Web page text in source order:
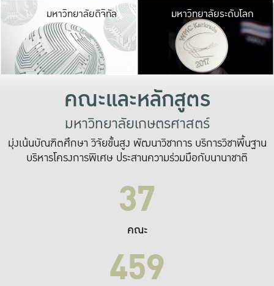
มหาวิทยาลัยดิจิทัล มหาวิ
เปลี่ยนแปลง แล
เพื่อทำง
ระบบสารสนเทศ
มหาวิทยาลัยระดับโลก
คณะและหลักสูตร
มหาวิทยาลัยเกษตรศาสตร์
มุ่งเน้นบัณฑิตศึกษา วิจัยขั้นสูง พัฒนาวิชาการ บริการวิชาพื้นฐาน
บริหารโครงการพิเศษ ประสานความร่วมมือกับนานาชาติ
37
คณะ
459